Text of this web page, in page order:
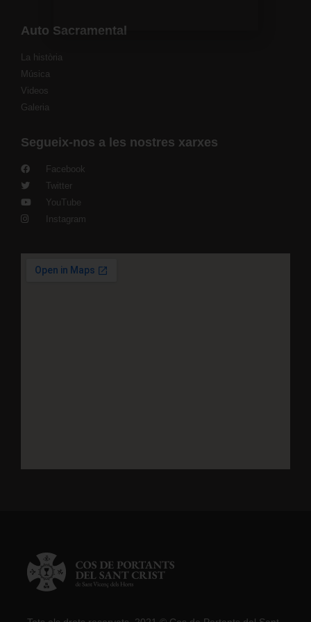
Auto Sacramental
La història
Música
Videos
Galeria
Segueix-nos a les nostres xarxes
Facebook
Twitter
YouTube
Instagram